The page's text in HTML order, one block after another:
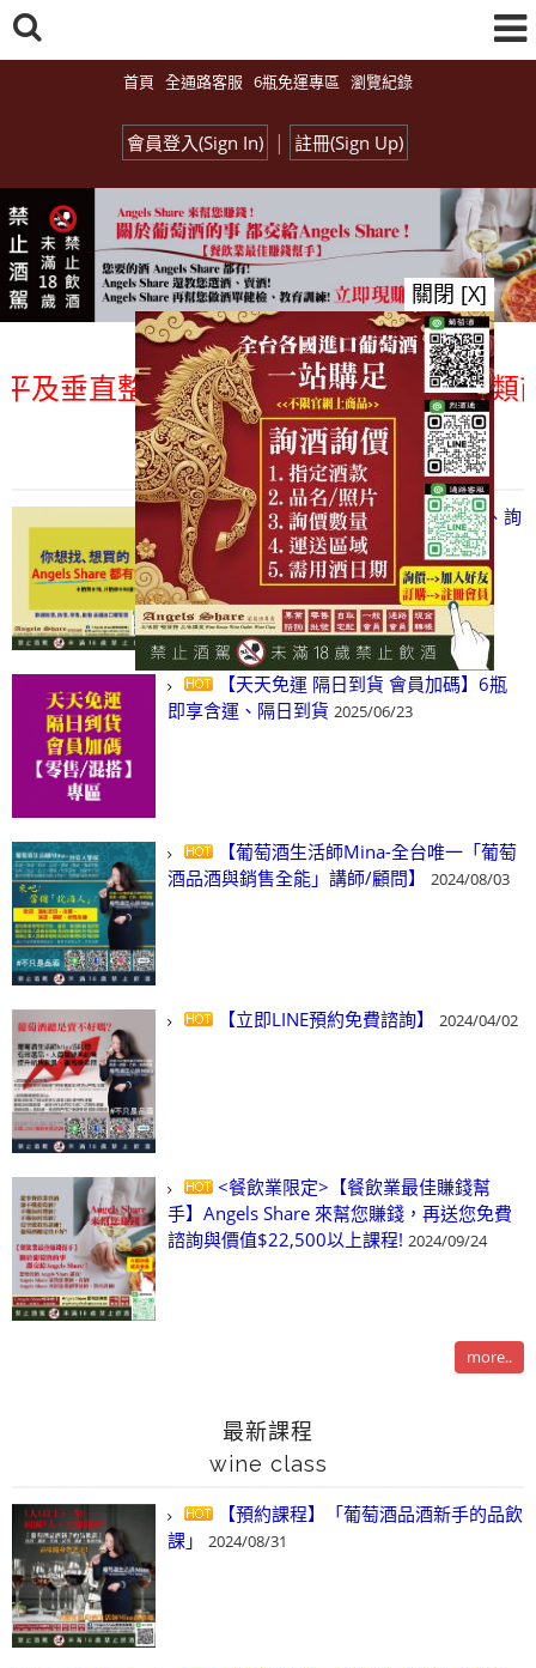
首頁 全通路客服 6瓶免運專區 瀏覽紀錄
會員登入(Sign In) | 註冊(Sign Up)
直整合、一次購足」各國進口酒類商
總覽-促銷&活動
all events
【凡酒問Angels Share】線上選酒、詢
(尋)酒、詢價、零售、批發，看這裡!
2024/03/01
【天天免運 隔日到貨 會員加碼】6瓶
即享含運、隔日到貨 2025/06/23
【葡萄酒生活師Mina-全台唯一「葡萄
酒品酒與銷售全能」講師/顧問】
2024/08/03
【立即LINE預約免費諮詢】 2024/04/02
<餐飲業限定>【餐飲業最佳賺錢幫
手】Angels Share 來幫您賺錢，再送您免費
諮詢與價值$22,500以上課程! 2024/09/24
more..
最新課程
wine class
【預約課程】「葡萄酒品酒新手的品飲
課」
2024/08/31
關閉 [X]